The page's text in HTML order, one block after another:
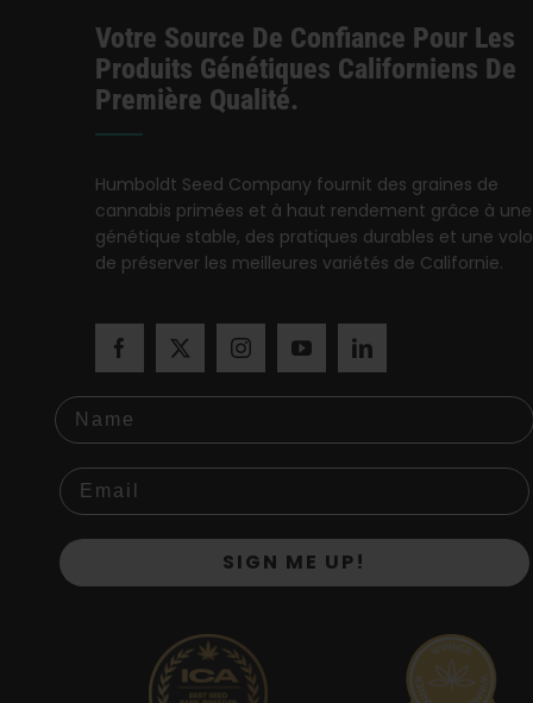
Votre Source De Confiance Pour Les
Produits Génétiques Californiens De
Première Qualité.
Humboldt Seed Company fournit des graines de
cannabis primées et à haut rendement grâce à une
génétique stable, des pratiques durables et une
de préserver les meilleures variétés de Californie.
Name
SIGN ME UP!